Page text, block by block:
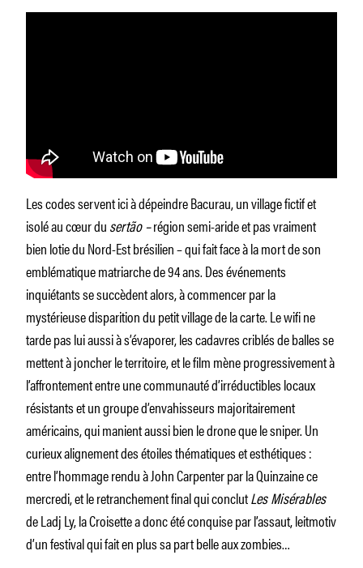
Les codes servent ici à dépeindre Bacurau, un village fictif et
isolé au cœur dusertão –région semi-aride et pas vraiment
bien lotie du Nord-Est brésilien – qui fait face à la mort de son
emblématique matriarche de 94 ans. Des événements
inquiétants se succèdent alors, à commencer par la
mystérieuse disparition du petit village de la carte. Le wifi ne
tarde pas lui aussi à s’évaporer, les cadavres criblés de balles se
mettent à joncher le territoire, et le film mène progressivement à
l’affrontement entre une communauté d’irréductibles locaux
résistants et un groupe d’envahisseurs majoritairement
américains, qui manient aussi bien le drone que le sniper. Un
curieux alignement des étoiles thématiques et esthétiques :
entre l’hommage rendu à John Carpenter par la Quinzaine ce
mercredi, et le retranchement final qui conclutLes Misérables
de Ladj Ly, la Croisette a donc été conquise par l’assaut, leitmotiv
d’un festival qui fait en plus sa part belle aux zombies…